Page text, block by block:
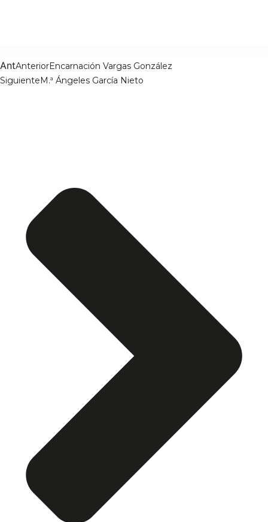
AntAnteriorEncarnación Vargas González
SiguienteM.ª Ángeles García Nieto